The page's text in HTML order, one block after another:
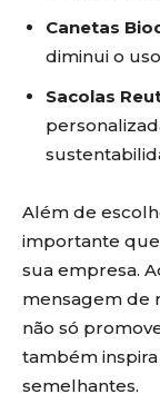
Canetas
diminui o
Sacolas
Além de
importante que
sua empresa.
mensagem de
não só
também
semelhantes.